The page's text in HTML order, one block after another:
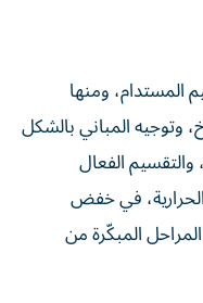
ومنها
وتوجيه المباني بالشكل
الفعال
في خفض
المبكّرة من